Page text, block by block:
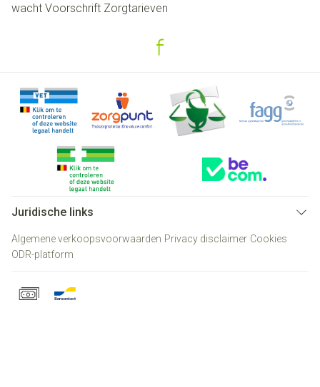
wacht Voorschrift Zorgtarieven
Juridische links
Algemene verkoopsvoorwaarden Privacy disclaimer Cookies
ODR-platform